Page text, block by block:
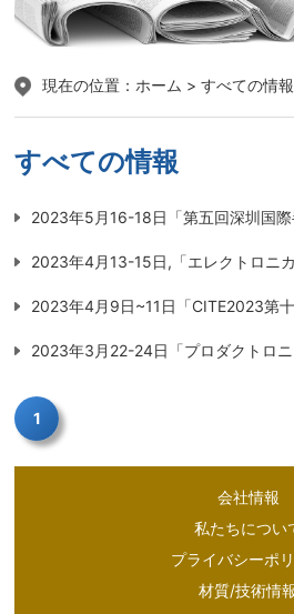
現在の位置： ホーム > すべての情報
すべての情報
2023年4月13-15日,「エレクトロニ
2023年3月22-24日「プロダクトロ
1
会社情報
私たちについ
プライバシーポ
材質/技術情